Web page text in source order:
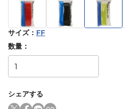
サイズ： FF
数量：
シェアする